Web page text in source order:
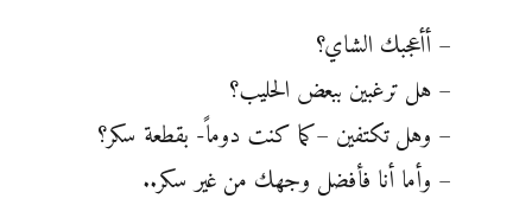
– أأعجبك الشاي؟
– هل ترغبين ببعض الحليب؟
– وهل تكتفين –كما كنت دوماً- بقطعة سكر؟
– وأما أنا فأفضل وجهك من غير سكر..